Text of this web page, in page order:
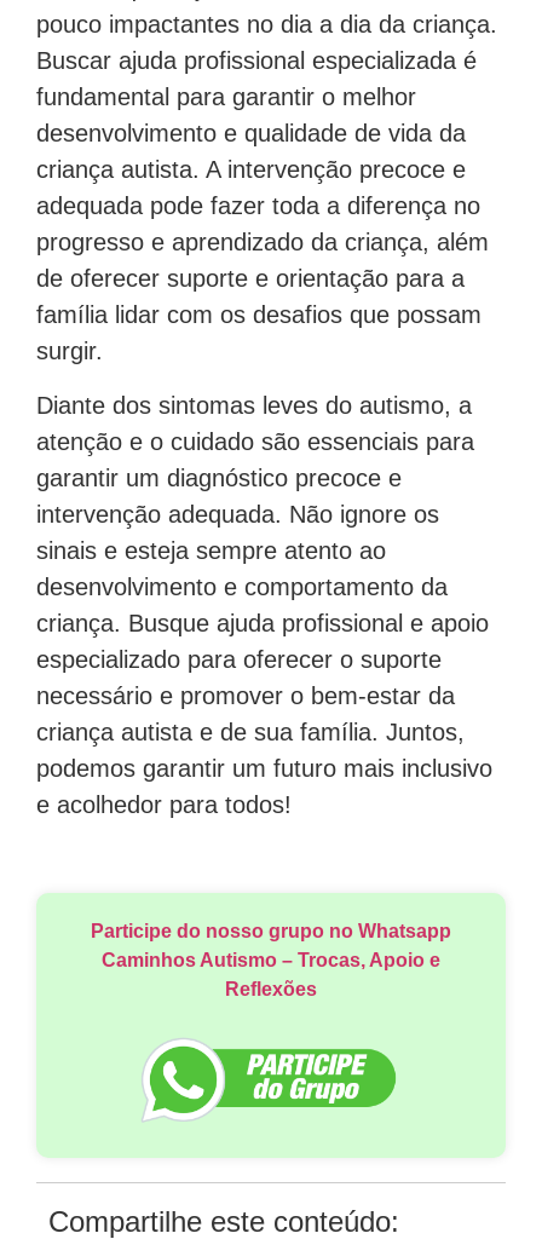
pouco impactantes no dia a dia da criança.
Buscar ajuda profissional especializada é
fundamental para garantir o melhor
desenvolvimento e qualidade de vida da
criança autista. A intervenção precoce e
adequada pode fazer toda a diferença no
progresso e aprendizado da criança, além
de oferecer suporte e orientação para a
família lidar com os desafios que possam
surgir.
Diante dos sintomas leves do autismo, a
atenção e o cuidado são essenciais para
garantir um diagnóstico precoce e
intervenção adequada. Não ignore os
sinais e esteja sempre atento ao
desenvolvimento e comportamento da
criança. Busque ajuda profissional e apoio
especializado para oferecer o suporte
necessário e promover o bem-estar da
criança autista e de sua família. Juntos,
podemos garantir um futuro mais inclusivo
e acolhedor para todos!
Participe do nosso grupo no Whatsapp
Caminhos Autismo – Trocas, Apoio e
Reflexões
Compartilhe este conteúdo: